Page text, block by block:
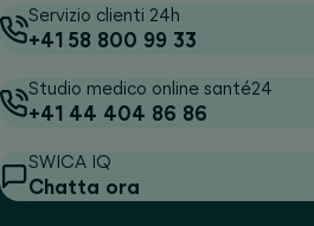
Servizio clienti 24h
+41 58 800 99 33
Studio medico online santé24
+41 44 404 86 86
SWICA IQ
Chatta ora